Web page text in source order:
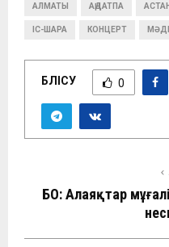
АЛМАТЫ АҢДАТПА
ІС-ШАРА КОНЦЕРТ
БӨЛІСУ 0
БҚО: Алаяқтар